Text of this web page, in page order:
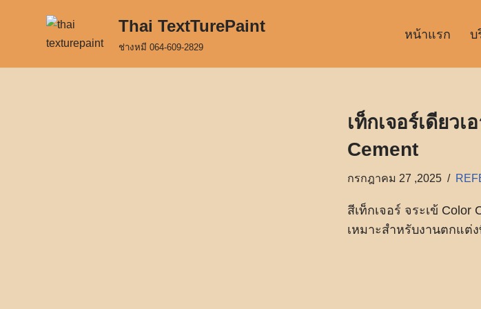
Thai TextTurePaint
ช่างหมี 064-609-2829
หน้าแรก บ
เท็กเจอร์เดียว
Cement
กรกฎาคม 27 ,2025
สีเท็กเจอร์ จระเข้
เหมาะสำหรับงานตกแต่